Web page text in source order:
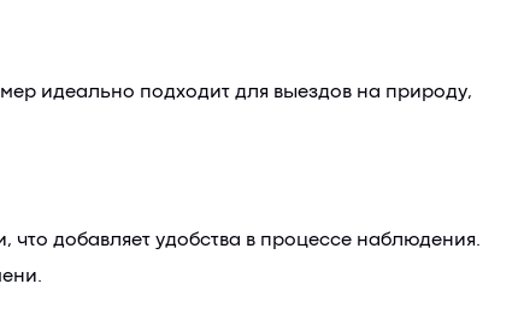
идеально подходит для выездов на природу,
что добавляет удобства в процессе наблюдения.